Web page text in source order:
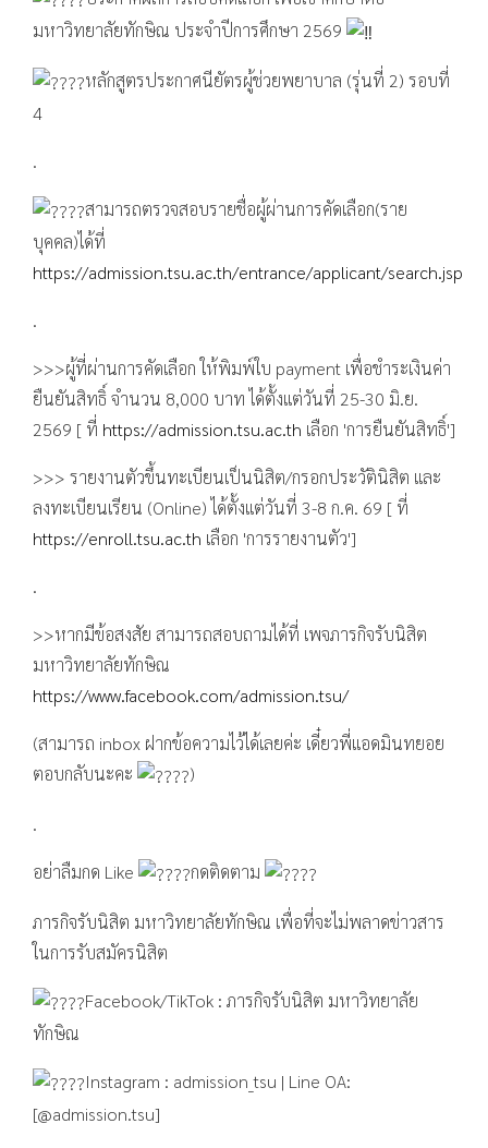
มหาวิทยาลัยทักษิณ ประจำปีการศึกษา 2569
หลักสูตรประกาศนียัตรผู้ช่วยพยาบาล (รุ่นที่ 2) รอบที่
4
.
สามารถตรวจสอบรายชื่อผู้ผ่านการคัดเลือก(ราย
บุคคล)ได้ที่
https://admission.tsu.ac.th/entrance/applicant/search.jsp
.
>>>ผู้ที่ผ่านการคัดเลือก ให้พิมพ์ใบ payment เพื่อชำระเงินค่า
ยืนยันสิทธิ์ จำนวน 8,000 บาท ได้ตั้งแต่วันที่ 25-30 มิ.ย.
2569 [ ที่ https://admission.tsu.ac.th เลือก 'การยืนยันสิทธิ์']
>>> รายงานตัวขึ้นทะเบียนเป็นนิสิต/กรอกประวัตินิสิต และ
ลงทะเบียนเรียน (Online) ได้ตั้งแต่วันที่ 3-8 ก.ค. 69 [ ที่
https://enroll.tsu.ac.th เลือก 'การรายงานตัว']
.
>>หากมีข้อสงสัย สามารถสอบถามได้ที่ เพจภารกิจรับนิสิต
มหาวิทยาลัยทักษิณ
https://www.facebook.com/admission.tsu/
(สามารถ inbox ฝากข้อความไว้ได้เลยค่ะ เดี๋ยวพี่แอดมินทยอย
ตอบกลับนะคะ
)
.
อย่าลืมกด Like กดติดตาม
ภารกิจรับนิสิต มหาวิทยาลัยทักษิณ เพื่อที่จะไม่พลาดข่าวสาร
ในการรับสมัครนิสิต
Facebook/TikTok : ภารกิจรับนิสิต มหาวิทยาลัย
ทักษิณ
Instagram : admission_tsu | Line OA:
[@admission.tsu]